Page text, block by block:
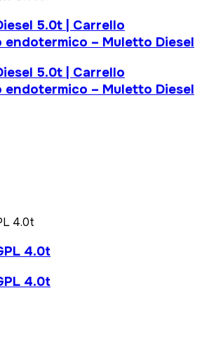
5.0t | Carrello
– Muletto Diesel
5.0t | Carrello
– Muletto Diesel
4.0t
4.0t